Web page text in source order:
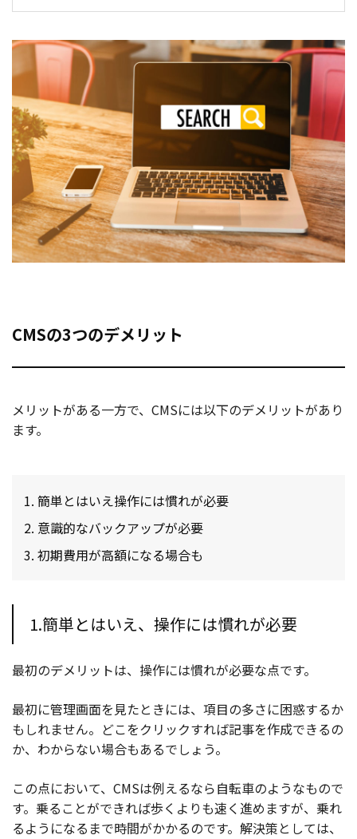
CMSの3つのデメリット
メリットがある一方で、CMSには以下のデメリットがあり
ます。
簡単とはいえ操作には慣れが必要
意識的なバックアップが必要
初期費用が高額になる場合も
1.簡単とはいえ、操作には慣れが必要
最初のデメリットは、操作には慣れが必要な点です。
最初に管理画面を見たときには、項目の多さに困惑するか
もしれません。どこをクリックすれば記事を作成できるの
か、わからない場合もあるでしょう。
この点において、CMSは例えるなら自転車のようなもので
す。乗ることができれば歩くよりも速く進めますが、乗れ
るようになるまで時間がかかるのです。解決策としては、